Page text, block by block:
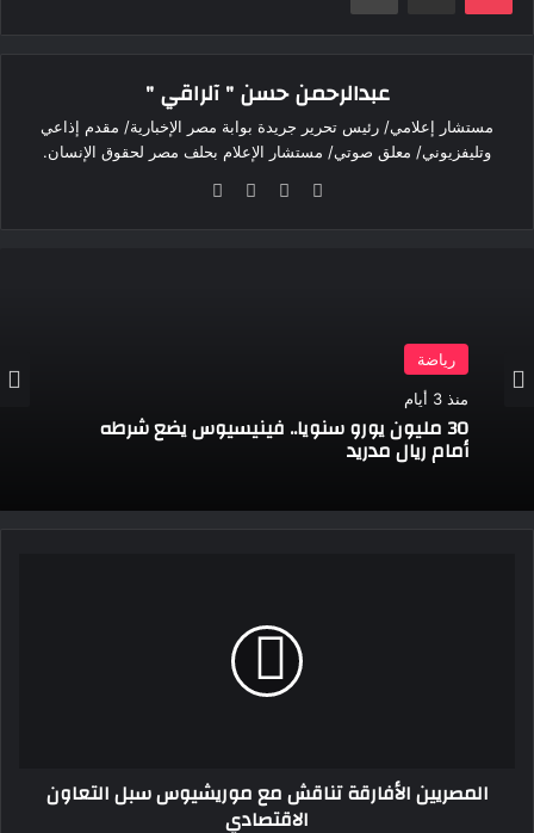
عبدالرحمن حسن " آلراقي "
مستشار إعلامي/ رئيس تحرير جريدة بوابة مصر الإخبارية/ مقدم إذاعي
وتليفزيوني/ معلق صوتي/ مستشار الإعلام بحلف مصر لحقوق الإنسان.
موقع
فيسبوك
‫X
رياضة
منذ 3 أيام
30 مليون يورو سنويا.. فينيسيوس يضع شرطه
أمام ريال مدريد
المصريين الأفارقة تناقش مع موريشيوس سبل التعاون
الاقتصادي